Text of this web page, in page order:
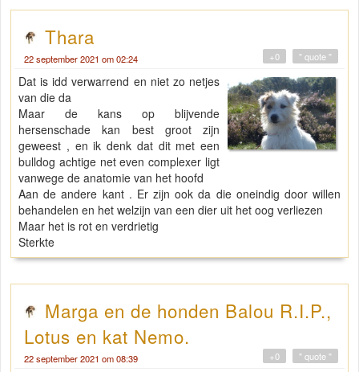
Thara
22 september 2021 om 02:24 " quote "
+0
Dat is idd verwarrend en niet zo netjes
van die da
Maar de kans op blijvende
hersenschade kan best groot zijn
geweest , en ik denk dat dit met een
bulldog achtige net even complexer ligt
vanwege de anatomie van het hoofd
Aan de andere kant . Er zijn ook da die oneindig door willen
behandelen en het welzijn van een dier uit het oog verliezen
Maar het is rot en verdrietig
Sterkte
Marga en de honden Balou R.I.P.,
Lotus en kat Nemo.
22 september 2021 om 08:39 " quote "
+0